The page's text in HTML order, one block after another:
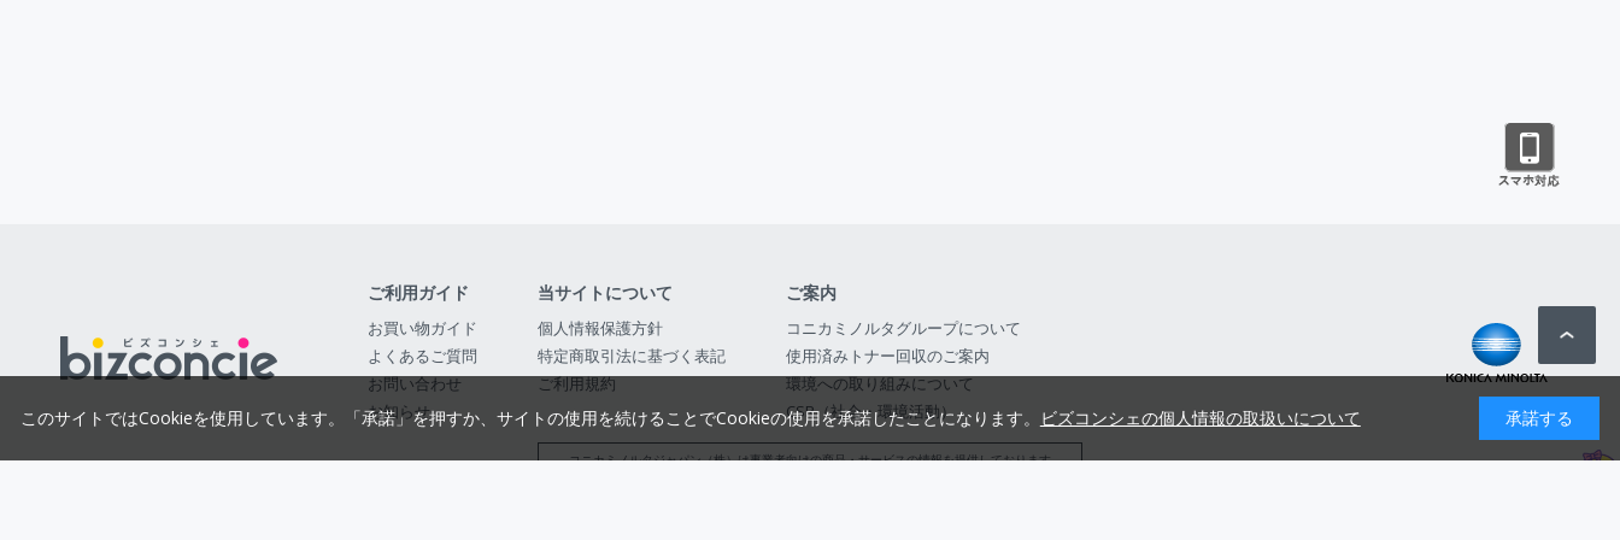
ご利用ガイド
お買い物ガイド
よくあるご質問
お問い合わせ
お知らせ
当サイトについて
個人情報保護方針
特定商取引法に基づく表記
ご利用規約
ご案内
コニカミノルタグループについて
使用済みトナー回収のご案内
環境への取り組みについて
CSR（社会・環境活動）
コニカミノルタジャパン（株）は事業者向けの商品・サービスの情報を提供しております
このサイトではCookieを使用しています。「承諾」を押すか、サイトの使用を続けることでCookieの使用を承諾したことになります。 ビズコンシェの個人情報の取扱いについて 承諾する